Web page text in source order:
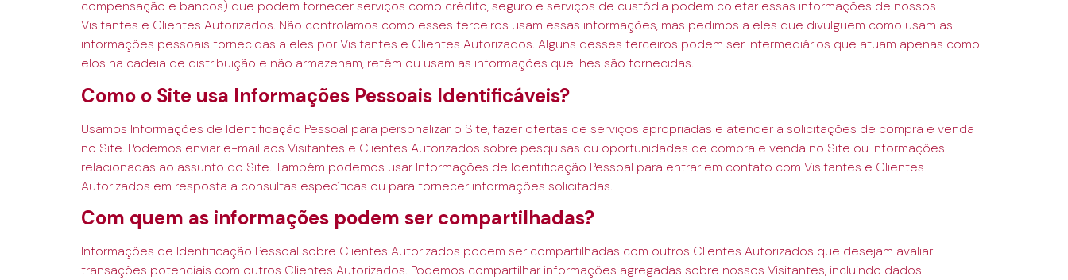
compensação e bancos) que podem fornecer serviços como crédito, seguro e serviços de custódia podem coletar essas informações de nossos
Visitantes e Clientes Autorizados. Não controlamos como esses terceiros usam essas informações, mas pedimos a eles que divulguem como usam as
informações pessoais fornecidas a eles por Visitantes e Clientes Autorizados. Alguns desses terceiros podem ser intermediários que atuam apenas como
elos na cadeia de distribuição e não armazenam, retêm ou usam as informações que lhes são fornecidas.
Como o Site usa Informações Pessoais Identificáveis?
Usamos Informações de Identificação Pessoal para personalizar o Site, fazer ofertas de serviços apropriadas e atender a solicitações de compra e venda
no Site. Podemos enviar e-mail aos Visitantes e Clientes Autorizados sobre pesquisas ou oportunidades de compra e venda no Site ou informações
relacionadas ao assunto do Site. Também podemos usar Informações de Identificação Pessoal para entrar em contato com Visitantes e Clientes
Autorizados em resposta a consultas específicas ou para fornecer informações solicitadas.
Com quem as informações podem ser compartilhadas?
Informações de Identificação Pessoal sobre Clientes Autorizados podem ser compartilhadas com outros Clientes Autorizados que desejam avaliar
transações potenciais com outros Clientes Autorizados. Podemos compartilhar informações agregadas sobre nossos Visitantes, incluindo dados